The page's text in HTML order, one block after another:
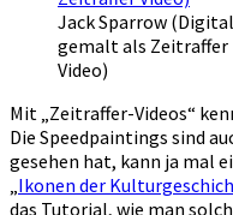
Jack Sparrow (Digital
gemalt als Zeitraffer
Video)
Mit „Zeitraffer-Videos“
Die Speedpaintings sind
gesehen hat, kann ja mal
Ikonen der
das Tutorial, wie man